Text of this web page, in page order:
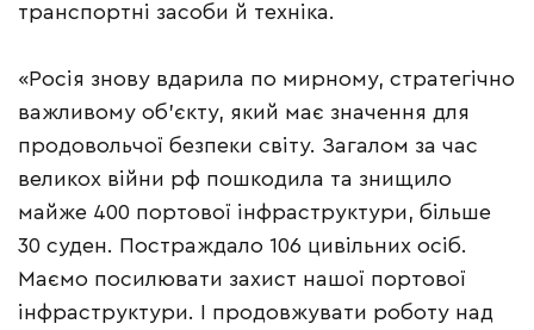
транспортні засоби й техніка.
«Росія знову вдарила по мирному, стратегічно
важливому об’єкту, який має значення для
продовольчої безпеки світу. Загалом за час
великох війни рф пошкодила та знищило
майже 400 портової інфраструктури, більше
30 суден. Постраждало 106 цивільних осіб.
Маємо посилювати захист нашої портової
інфраструктури. І продовжувати роботу над